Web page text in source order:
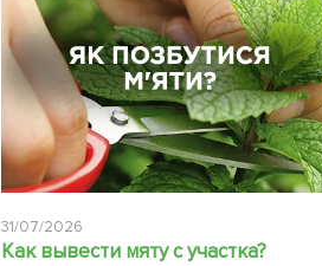
31/07/2026
Как вывести мяту с участка?